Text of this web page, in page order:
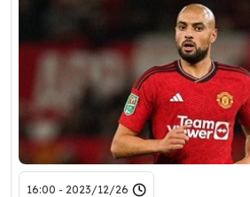
2023/12/26 - 16:00